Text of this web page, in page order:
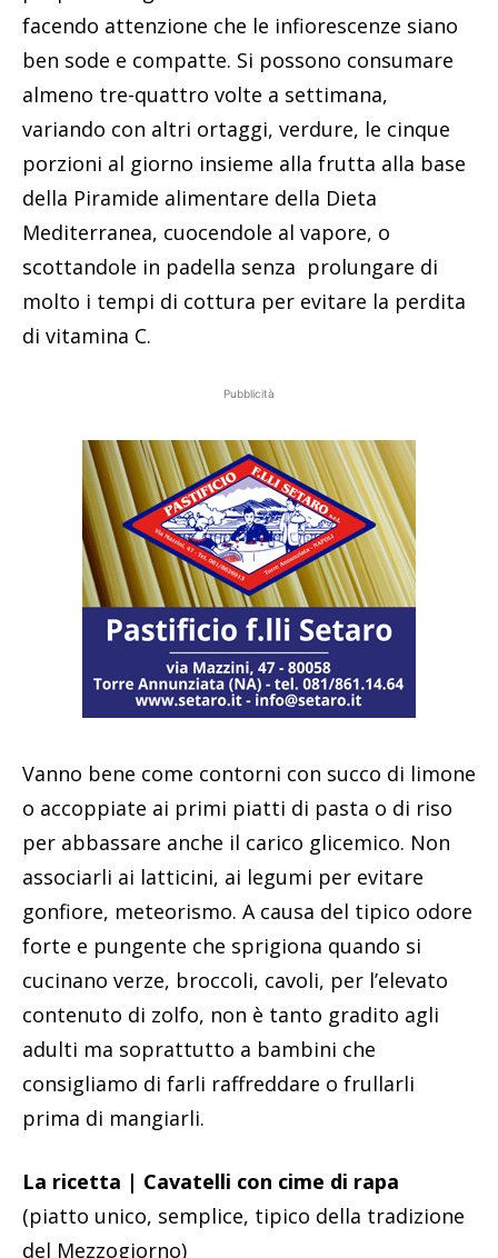
facendo attenzione che le infiorescenze siano
ben sode e compatte. Si possono consumare
almeno tre-quattro volte a settimana,
variando con altri ortaggi, verdure, le cinque
porzioni al giorno insieme alla frutta alla base
della Piramide alimentare della Dieta
Mediterranea, cuocendole al vapore, o
scottandole in padella senza prolungare di
molto i tempi di cottura per evitare la perdita
di vitamina C.
Pubblicità
Vanno bene come contorni con succo di limone
o accoppiate ai primi piatti di pasta o di riso
per abbassare anche il carico glicemico. Non
associarli ai latticini, ai legumi per evitare
gonfiore, meteorismo. A causa del tipico odore
forte e pungente che sprigiona quando si
cucinano verze, broccoli, cavoli, per l’elevato
contenuto di zolfo, non è tanto gradito agli
adulti ma soprattutto a bambini che
consigliamo di farli raffreddare o frullarli
prima di mangiarli.
La ricetta | Cavatelli con cime di rapa
(piatto unico, semplice, tipico della tradizione
del Mezzogiorno)